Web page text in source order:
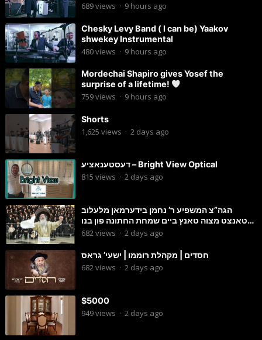
689views · 9 hours ago
Chesky Levy Band ( I can be) Yaakov
shwekey Instrumental
480views · 9 hours ago
Mordechai Shapiro gives Yosef the
surprise of a lifetime!
759views · 9 hours ago
Shorts
1,625 views · 2 days ago
דעסטענאציע – Bright View Optical
815 views · 2 days ago
הגה”צ המשפיע ר’ נחמן בידערמאן מלעלוב
טאנצט מצוה טאנץ ביים שמחת החתונה פון בנו
החתן
682views · 2 days ago
חסדים | מקהלת רוממו | ישעי’ גראס
682views · 2 days ago
$5000
949views · 2 days ago